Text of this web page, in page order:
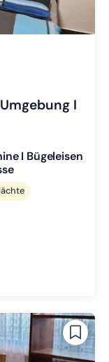
I
I Bügeleisen